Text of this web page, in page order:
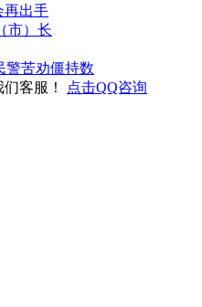
再出手
市）长
警苦劝僵持数
客服！
点击QQ咨询